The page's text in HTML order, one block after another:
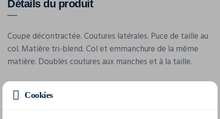
Détails du produit
Coupe décontractée. Coutures latérales. Puce de taille au
col. Matière tri-blend. Col et emmanchure de la même
matière. Doubles coutures aux manches et à la taille.
Caractéristiques
Cookies